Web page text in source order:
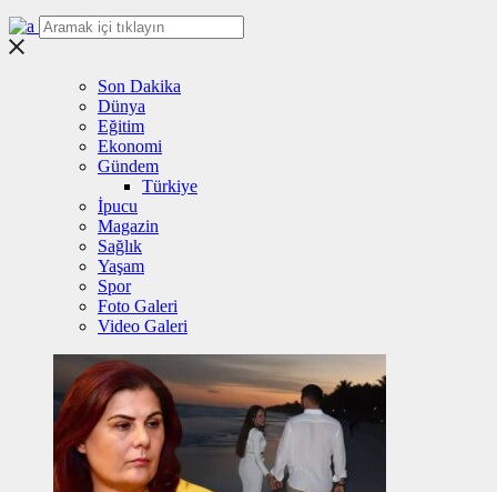
Son Dakika
Dünya
Eğitim
Ekonomi
Gündem
Türkiye
İpucu
Magazin
Sağlık
Yaşam
Spor
Foto Galeri
Video Galeri